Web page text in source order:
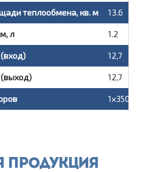
теплообмена, кв. м 13.6
л 1.2
12,7
12,7
1x350
продукция